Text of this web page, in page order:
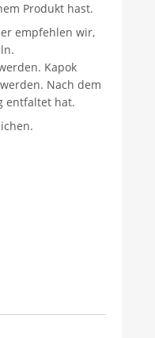
Produkt hast.
empfehlen wir,
Kapok
Nach dem
entfaltet hat.